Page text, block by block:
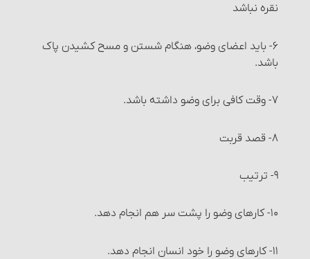
انواع معاملات‏ : معاملۀ سلف‏
شرایط معاملۀ سَلَف
احکام معاملۀ سلف
مواردی که می‏توان معامله را برهم زد
خیار مجلس
خیار غبن
نقره نباشد
۶- باید اعضای وضو، هنگام شستن و مسح کشیدن پاک
باشد.
۷- وقت کافی برای وضو داشته باشد.
۸- قصد قربت‏
۹- ترتیب
۱۰- کارهای وضو را پشت سر هم انجام دهد.
۱۱- کارهای وضو را خود انسان انجام دهد.